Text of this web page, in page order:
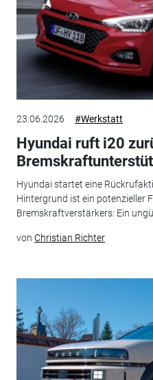
23.06.2026 #Werkstatt
Hyundai ruft i20
Hyundai startet eine
Hintergrund ist ein potenzieller
Bremskraftverstärkers: Ein
von Christian Richter